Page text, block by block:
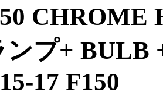
ンプ+ BULB
17 F150